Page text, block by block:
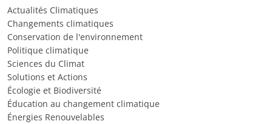
Actualités Climatiques
Changements climatiques
Conservation de l'environnement
Politique climatique
Sciences du Climat
Solutions et Actions
Écologie et Biodiversité
Éducation au changement climatique
Énergies Renouvelables